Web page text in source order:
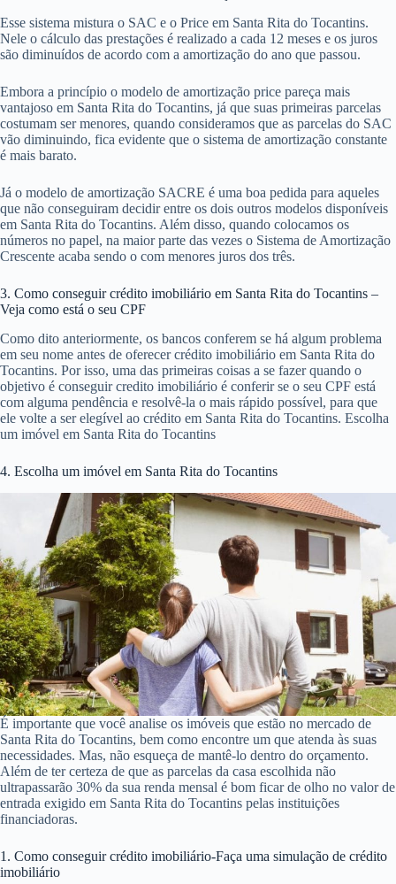
Esse sistema mistura o SAC e o Price em Santa Rita do Tocantins.
Nele o cálculo das prestações é realizado a cada 12 meses e os juros
são diminuídos de acordo com a amortização do ano que passou.
Embora a princípio o modelo de amortização price pareça mais
vantajoso em Santa Rita do Tocantins, já que suas primeiras parcelas
costumam ser menores, quando consideramos que as parcelas do SAC
vão diminuindo, fica evidente que o sistema de amortização constante
é mais barato.
Já o modelo de amortização SACRE é uma boa pedida para aqueles
que não conseguiram decidir entre os dois outros modelos disponíveis
em Santa Rita do Tocantins. Além disso, quando colocamos os
números no papel, na maior parte das vezes o Sistema de Amortização
Crescente acaba sendo o com menores juros dos três.
3. Como conseguir crédito imobiliário em Santa Rita do Tocantins –
Veja como está o seu CPF
Como dito anteriormente, os bancos conferem se há algum problema
em seu nome antes de oferecer crédito imobiliário em Santa Rita do
Tocantins. Por isso, uma das primeiras coisas a se fazer quando o
objetivo é conseguir credito imobiliário é conferir se o seu CPF está
com alguma pendência e resolvê-la o mais rápido possível, para que
ele volte a ser elegível ao crédito em Santa Rita do Tocantins. Escolha
um imóvel em Santa Rita do Tocantins
4. Escolha um imóvel em Santa Rita do Tocantins
É importante que você analise os imóveis que estão no mercado de
Santa Rita do Tocantins, bem como encontre um que atenda às suas
necessidades. Mas, não esqueça de mantê-lo dentro do orçamento.
Além de ter certeza de que as parcelas da casa escolhida não
ultrapassarão 30% da sua renda mensal é bom ficar de olho no valor de
entrada exigido em Santa Rita do Tocantins pelas instituições
financiadoras.
1. Como conseguir crédito imobiliário-Faça uma simulação de crédito
imobiliário